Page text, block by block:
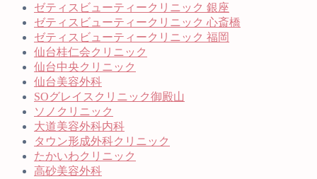
ゼティスビューティークリニック 銀座
ゼティスビューティークリニック 心斎橋
ゼティスビューティークリニック 福岡
仙台桂仁会クリニック
仙台中央クリニック
仙台美容外科
SOグレイスクリニック御殿山
ソノクリニック
大道美容外科内科
タウン形成外科クリニック
たかいわクリニック
高砂美容外科